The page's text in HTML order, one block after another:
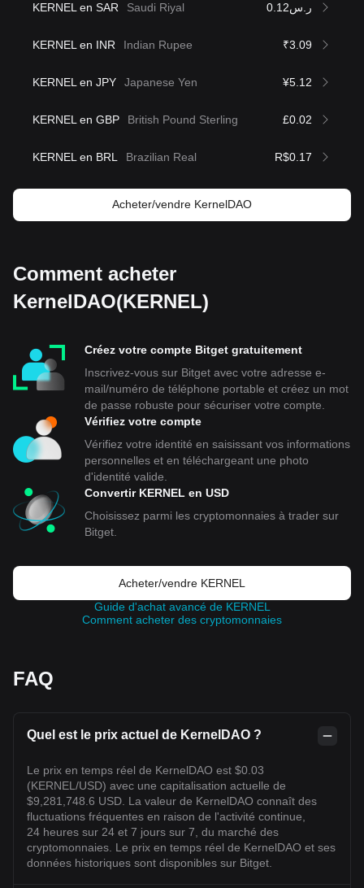
KERNEL en SAR Saudi Riyal ر.س0.12
KERNEL en INR Indian Rupee ₹3.09
KERNEL en JPY Japanese Yen ¥5.12
KERNEL en GBP British Pound Sterling £0.02
KERNEL en BRL Brazilian Real R$0.17
Acheter/vendre KernelDAO
Comment acheter
KernelDAO(KERNEL)
Créez votre compte Bitget gratuitement
Inscrivez-vous sur Bitget avec votre adresse e-
mail/numéro de téléphone portable et créez un mot
de passe robuste pour sécuriser votre compte.
Vérifiez votre compte
Vérifiez votre identité en saisissant vos informations
personnelles et en téléchargeant une photo
d'identité valide.
Convertir KERNEL en USD
Choisissez parmi les cryptomonnaies à trader sur
Bitget.
Acheter/vendre KERNEL
Guide d'achat avancé de KERNEL
Comment acheter des cryptomonnaies
FAQ
Quel est le prix actuel de KernelDAO ?
Le prix en temps réel de KernelDAO est $0.03
(KERNEL/USD) avec une capitalisation actuelle de
$9,281,748.6 USD. La valeur de KernelDAO connaît des
fluctuations fréquentes en raison de l'activité continue,
24 heures sur 24 et 7 jours sur 7, du marché des
cryptomonnaies. Le prix en temps réel de KernelDAO et ses
données historiques sont disponibles sur Bitget.